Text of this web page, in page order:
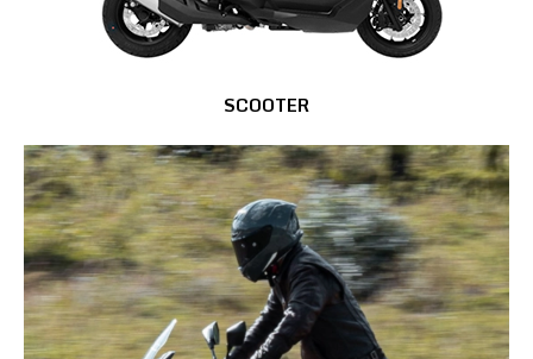
SCOOTER